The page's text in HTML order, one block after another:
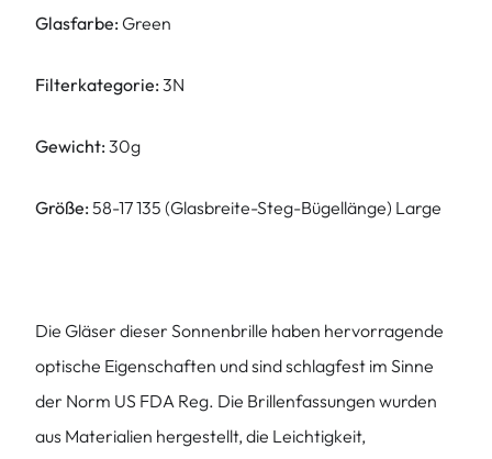
Glasfarbe: Green
Filterkategorie: 3N
Gewicht: 30g
Größe: 58-17 135 (Glasbreite-Steg-Bügellänge) Large
Die Gläser dieser Sonnenbrille haben hervorragende
optische Eigenschaften und sind schlagfest im Sinne
der Norm US FDA Reg. Die Brillenfassungen wurden
aus Materialien hergestellt, die Leichtigkeit,